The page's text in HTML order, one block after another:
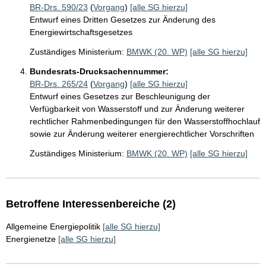
BR-Drs. 590/23 (Vorgang) [alle SG hierzu]
Entwurf eines Dritten Gesetzes zur Änderung des
Energiewirtschaftsgesetzes
Zuständiges Ministerium: BMWK (20. WP) [alle SG hierzu]
Bundesrats-Drucksachennummer:
BR-Drs. 265/24 (Vorgang) [alle SG hierzu]
Entwurf eines Gesetzes zur Beschleunigung der
Verfügbarkeit von Wasserstoff und zur Änderung weiterer
rechtlicher Rahmenbedingungen für den Wasserstoffhochlauf
sowie zur Änderung weiterer energierechtlicher Vorschriften
Zuständiges Ministerium: BMWK (20. WP) [alle SG hierzu]
Betroffene Interessenbereiche (2)
Allgemeine Energiepolitik [alle SG hierzu]
Energienetze [alle SG hierzu]